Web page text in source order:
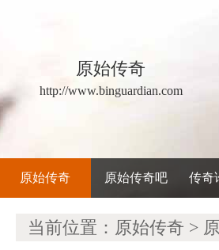
原始传奇
http://www.binguardian.com
原始传奇 原始传奇吧 传奇
当前位置： 原始传奇 >